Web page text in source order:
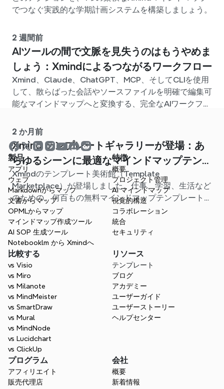
でつなぐ実践的な学期計画システムを構築しましょう。
2 週間前
AIツールの間で文脈を見失うのはもうやめま
しょう：Xmindによるつながるワークフロー
Xmind、Claude、ChatGPT、MCP、そしてCLIを使用
して、散らばった会話やソースファイルを明確で編集可
能なマインドマップへと変換する、完全なAIワークフロ
2 か月前
Xmind テンプレートギャラリーが登場：あ
らゆるシーンに最適なマインドマップテンプ
レートが見つかります
Xmindのテンプレート美術館（Template
Marketplace）が登場しました。仕事、学習、生活など
のための、何百もの無料マインドマップテンプレートが
用意されています。最適なスタート地点を見つけ、白紙
から始める手間を省きましょう。
製品
アプリ
ウェブ
Markdownからマップ
文書からマップ
OPMLからマップ
マインドマップ作成ツール
AI SOP 生成ツール
Notebooklm から Xmindへ
特徴
概要
プロジェクト管理
AI マインドマップ
視覚的構造
コラボレーション
統合
セキュリティ
比較する
vs Visio
vs Miro
vs Milanote
vs MindMeister
vs SmartDraw
vs Mural
vs MindNode
vs Lucidchart
vs ClickUp
リソース
テンプレート
ブログ
アカデミー
ユーザーガイド
ユーザーストーリー
ヘルプセンター
プログラム
アフィリエイト
販売代理店
会社
概要
新着情報